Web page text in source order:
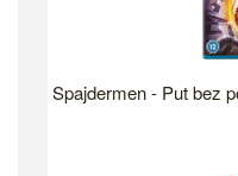
Spajdermen - Put bez